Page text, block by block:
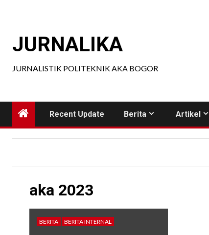
JURNALIKA
JURNALISTIK POLITEKNIK AKA BOGOR
Recent Update Berita Artikel
aka 2023
BERITA BERITA INTERNAL